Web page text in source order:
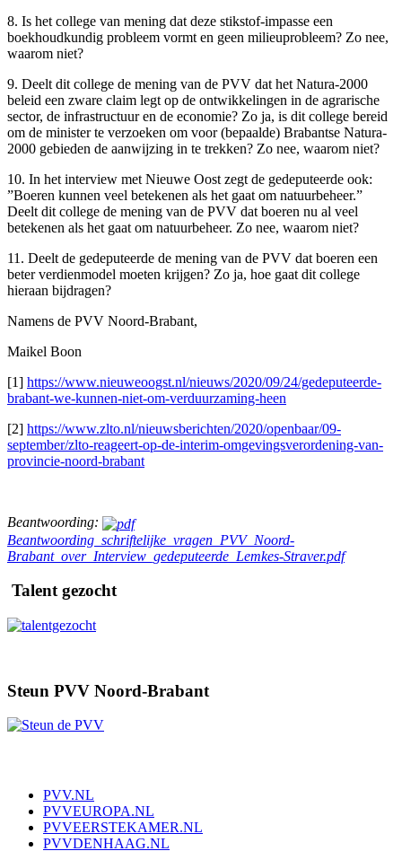
8. Is het college van mening dat deze stikstof-impasse een
boekhoudkundig probleem vormt en geen milieuprobleem? Zo nee,
waarom niet?
9. Deelt dit college de mening van de PVV dat het Natura-2000
beleid een zware claim legt op de ontwikkelingen in de agrarische
sector, de infrastructuur en de economie? Zo ja, is dit college bereid
om de minister te verzoeken om voor (bepaalde) Brabantse Natura-
2000 gebieden de aanwijzing in te trekken? Zo nee, waarom niet?
10. In het interview met Nieuwe Oost zegt de gedeputeerde ook:
”Boeren kunnen veel betekenen als het gaat om natuurbeheer.”
Deelt dit college de mening van de PVV dat boeren nu al veel
betekenen als het gaat om natuurbeheer. Zo nee, waarom niet?
11. Deelt de gedeputeerde de mening van de PVV dat boeren een
beter verdienmodel moeten krijgen? Zo ja, hoe gaat dit college
hieraan bijdragen?
Namens de PVV Noord-Brabant,
Maikel Boon
[1] https://www.nieuweoogst.nl/nieuws/2020/09/24/gedeputeerde-
brabant-we-kunnen-niet-om-verduurzaming-heen
[2] https://www.zlto.nl/nieuwsberichten/2020/openbaar/09-
september/zlto-reageert-op-de-interim-omgevingsverordening-van-
provincie-noord-brabant
Beantwoording:
Beantwoording_schriftelijke_vragen_PVV_Noord-
Brabant_over_Interview_gedeputeerde_Lemkes-Straver.pdf
Talent gezocht
Steun PVV Noord-Brabant
PVV.NL
PVVEUROPA.NL
PVVEERSTEKAMER.NL
PVVDENHAAG.NL